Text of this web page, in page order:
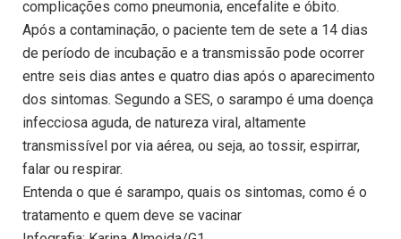
complicações como pneumonia, encefalite e óbito.
Após a contaminação, o paciente tem de sete a 14 dias
de período de incubação e a transmissão pode ocorrer
entre seis dias antes e quatro dias após o aparecimento
dos sintomas. Segundo a SES, o sarampo é uma doença
infecciosa aguda, de natureza viral, altamente
transmissível por via aérea, ou seja, ao tossir, espirrar,
falar ou respirar.
Entenda o que é sarampo, quais os sintomas, como é o
tratamento e quem deve se vacinar